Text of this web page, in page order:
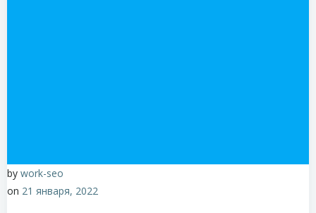
by work-seo
on 21 января, 2022